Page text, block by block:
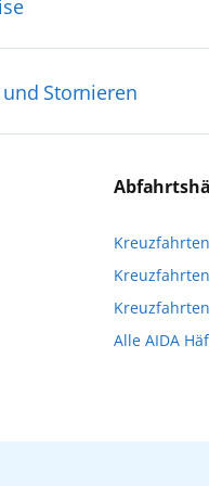
englischsprachige
Stornieren
über aida.de/
empfehlen
Alle AIDA